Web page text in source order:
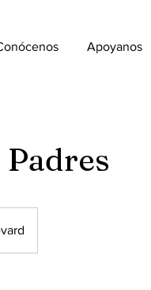
Apoyanos
Padres